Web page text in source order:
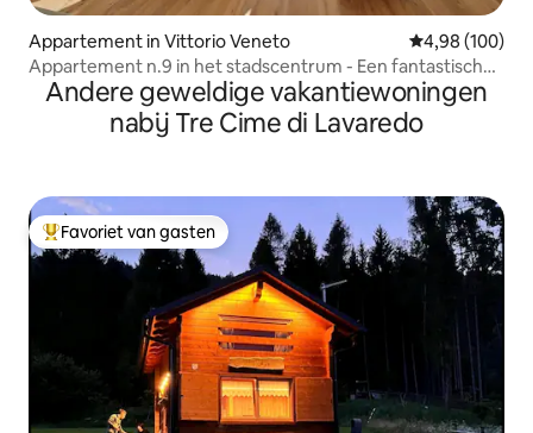
Appartement in Vittorio Veneto Gemiddelde
4,98 (100)
Appartement n.9 in het stadscentrum - Een fantastisch
uitzicht
Andere geweldige vakantiewoningen
nabij Tre Cime di Lavaredo
Topfavoriet van gasten
Favoriet van gasten